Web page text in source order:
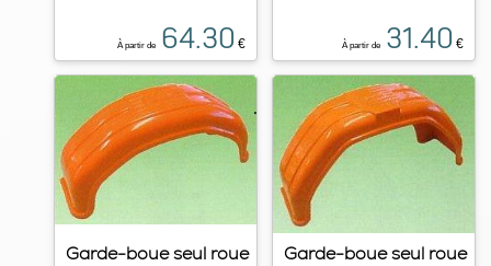
À partir de 64.30 € À partir de 31.40 €
Garde-boue seul roue
Garde-boue seul roue